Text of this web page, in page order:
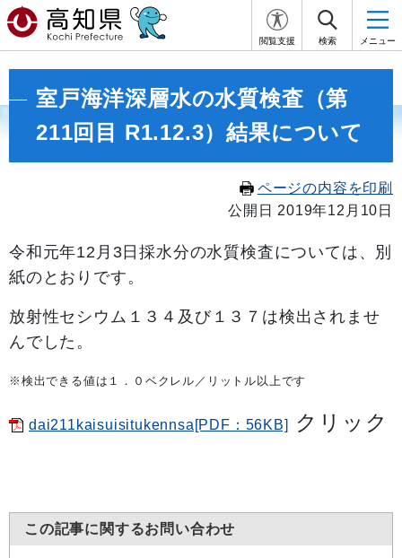
閲覧支援 検索 メニュー
室戸海洋深層水の水質検査（第
211回目 R1.12.3）結果について
ページの内容を印刷
公開日 2019年12月10日
令和元年12月3 日採水分の水質検査については、別
紙のとおりです。
放射性セシウム１３４及び１３７は検出されませ
んでした。
※検出できる値は１．０ベクレル／リットル以上です
dai211kaisuisitukennsa[PDF：56KB] クリック
この記事に関するお問い合わせ